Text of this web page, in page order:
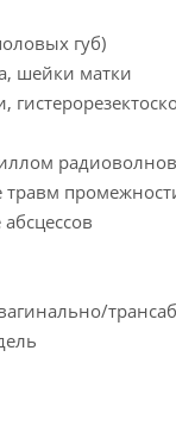
губ)
шейки матки